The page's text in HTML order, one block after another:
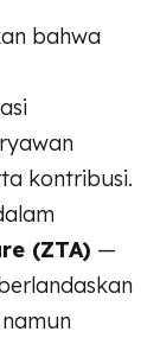
bahwa
kontribusi.
(ZTA) —